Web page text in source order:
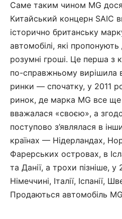
Саме таким чином MG
Китайський концерн SAIC
історично британську
автомобілі, які
розумні гроші. Це перша з
по-справжньому вирішила
ринки — спочатку, у 2011
ринок, де марка MG все ще
вважалася «своєю», а
поступово з’являлася в
країнах — Нідерландах,
Фарерських островах, в
та Данії, а трохи пізніше,
Німеччині, Італії, Іспанії,
Продаються автомобіль MG